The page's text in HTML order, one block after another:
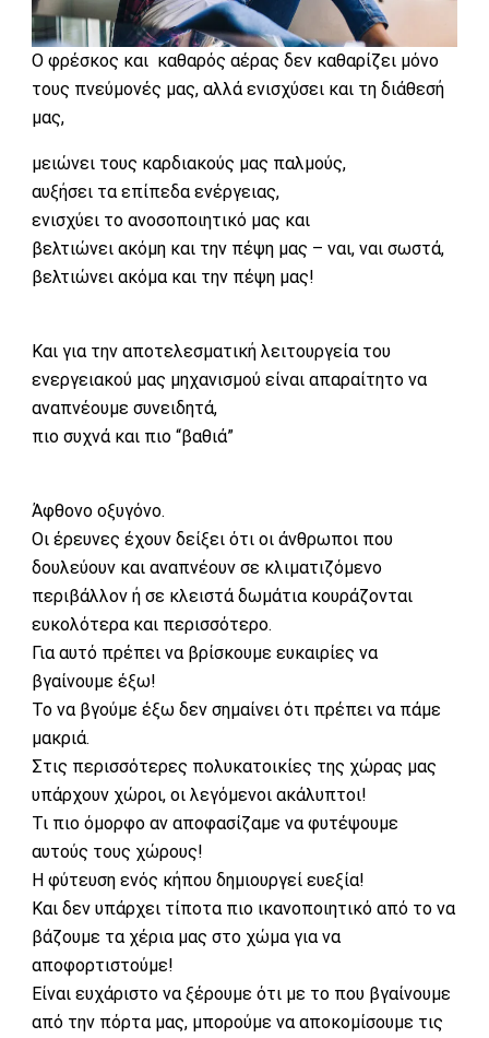
Ο φρέσκος και καθαρός αέρας δεν καθαρίζει μόνο
τους πνεύμονές μας, αλλά ενισχύσει και τη διάθεσή
μας,
μειώνει τους καρδιακούς μας παλμούς,
αυξήσει τα επίπεδα ενέργειας,
ενισχύει το ανοσοποιητικό μας και
βελτιώνει ακόμη και την πέψη μας – ναι, ναι σωστά,
βελτιώνει ακόμα και την πέψη μας!
Και για την αποτελεσματική λειτουργεία του
ενεργειακού μας μηχανισμού είναι απαραίτητο να
αναπνέουμε συνειδητά,
πιο συχνά και πιο “βαθιά”
Άφθονο οξυγόνο.
Οι έρευνες έχουν δείξει ότι οι άνθρωποι που
δουλεύουν και αναπνέουν σε κλιματιζόμενο
περιβάλλον ή σε κλειστά δωμάτια κουράζονται
ευκολότερα και περισσότερο.
Για αυτό πρέπει να βρίσκουμε ευκαιρίες να
βγαίνουμε έξω!
Το να βγούμε έξω δεν σημαίνει ότι πρέπει να πάμε
μακριά.
Στις περισσότερες πολυκατοικίες της χώρας μας
υπάρχουν χώροι, οι λεγόμενοι ακάλυπτοι!
Τι πιο όμορφο αν αποφασίζαμε να φυτέψουμε
αυτούς τους χώρους!
Η φύτευση ενός κήπου δημιουργεί ευεξία!
Και δεν υπάρχει τίποτα πιο ικανοποιητικό από το να
βάζουμε τα χέρια μας στο χώμα για να
αποφορτιστούμε!
Είναι ευχάριστο να ξέρουμε ότι με το που βγαίνουμε
από την πόρτα μας, μπορούμε να αποκομίσουμε τις